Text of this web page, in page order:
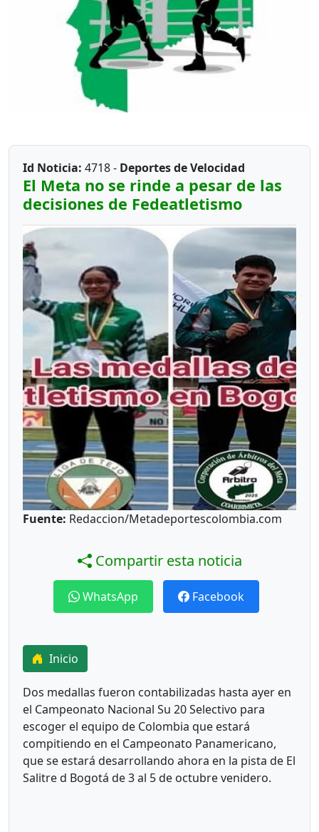
Id Noticia: 4718 - Deportes de Velocidad
El Meta no se rinde a pesar de las
decisiones de Fedeatletismo
Fuente: Redaccion/Metadeportescolombia.com
Compartir esta noticia
WhatsApp Facebook
Inicio
Dos medallas fueron contabilizadas hasta ayer en
el Campeonato Nacional Su 20 Selectivo para
escoger el equipo de Colombia que estará
compitiendo en el Campeonato Panamericano,
que se estará desarrollando ahora en la pista de El
Salitre d Bogotá de 3 al 5 de octubre venidero.